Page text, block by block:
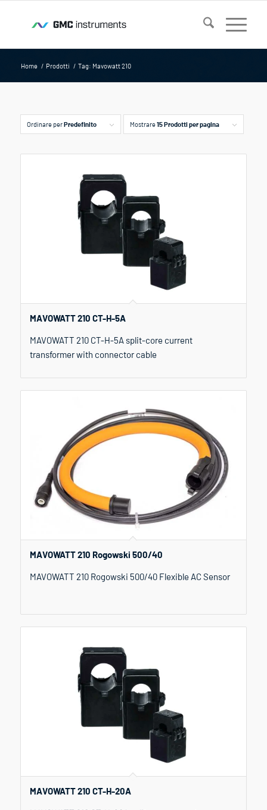
Home / Prodotti / Tag: Mavowatt 210
Ordinare perPredefinito Mostrare15 Prodotti per pagina
MAVOWATT 210 CT-H-5A
MAVOWATT 210 CT-H-5A split-core current
transformer with connector cable
MAVOWATT 210 Rogowski 500/40
MAVOWATT 210 Rogowski 500/40 Flexible AC Sensor
MAVOWATT 210 CT-H-20A